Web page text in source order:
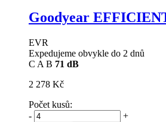
Goodyear
EVR
Expedujeme obvykle do 2 dnů
C A B 71 dB
2 278 Kč
Počet kusů:
-
+